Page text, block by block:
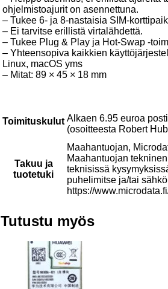
ohjelmistoajurit on asennettuna.
– Tukee 6- ja 8-nastaisia SIM-
– Ei tarvitse erillistä virtalähdettä.
– Tukee Plug & Play ja Hot-Swap -
– Yhteensopiva kaikkien
Linux, macOS yms
– Mitat: 89 × 45 × 18 mm
Toimituskulut Alkaen 6.95 euroa
(osoitteesta Robert
Takuu ja
tuotetuki
Maahantuojan,
Maahantuojan
teknisissä
puhelimitse ja/tai
https://
Tutustu myös